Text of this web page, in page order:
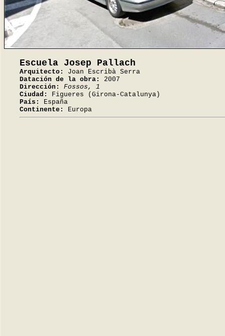
Escuela Josep Pallach
Arquitecto:
Joan Escribà Serra
Datación de la obra:
2007
Dirección:
Fossos, 1
Ciudad:
Figueres (Girona-Catalunya)
País:
España
Continente:
Europa